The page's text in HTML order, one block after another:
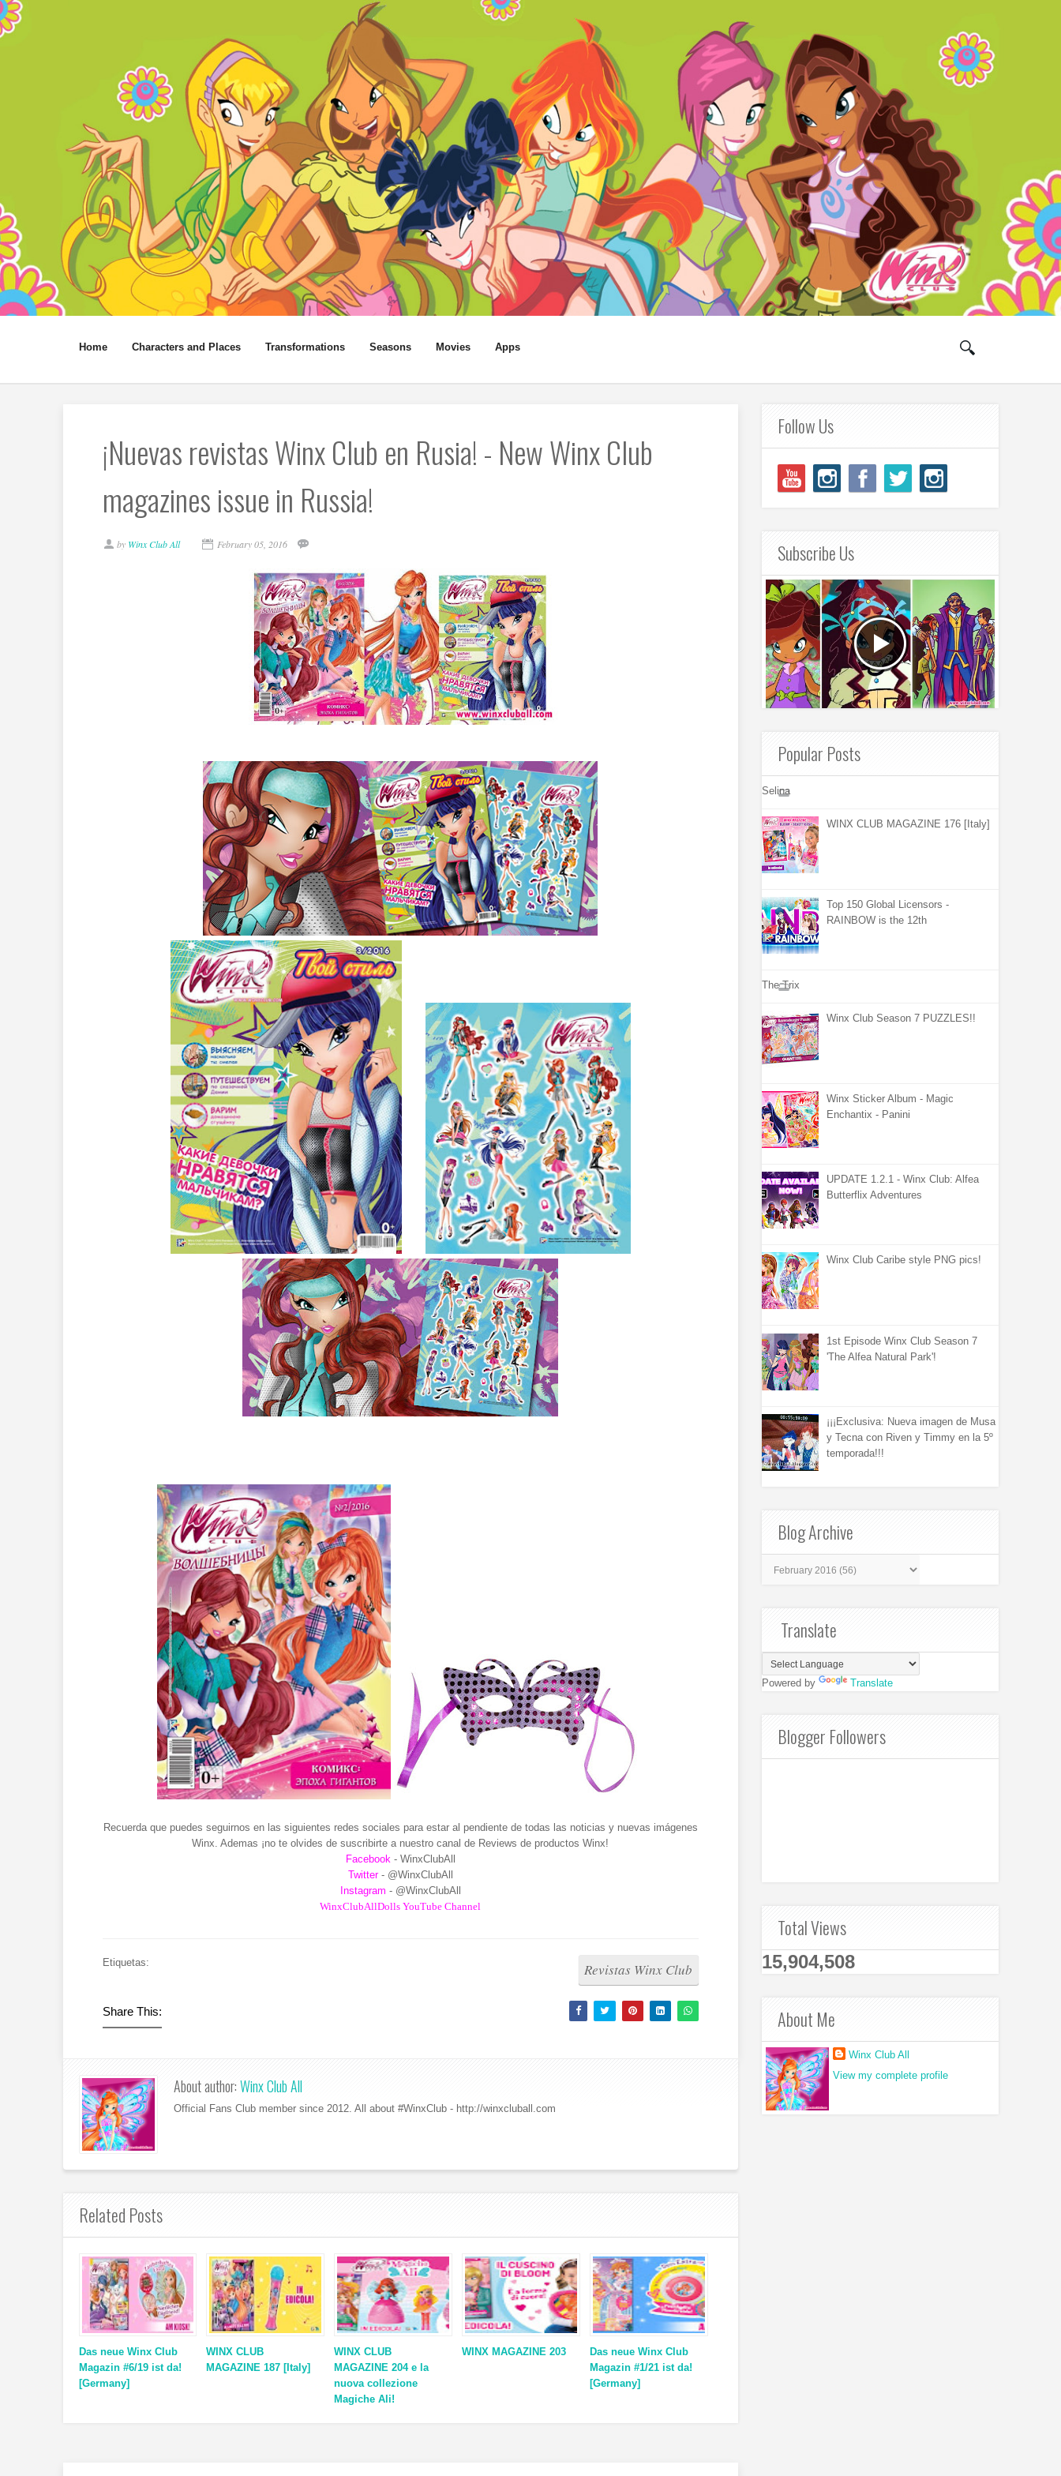
Home Characters and Places Transformations Seasons Movies Apps
¡Nuevas revistas Winx Club en Rusia! - New Winx Club
magazines issue in Russia!
by Winx Club All February 05, 2016
Recuerda que puedes seguirnos en las siguientes redes sociales para estar al pendiente de todas las noticias y nuevas imágenes
Winx. Ademas ¡no te olvides de suscribirte a nuestro canal de Reviews de productos Winx!
Facebook - WinxClubAll
Twitter- @WinxClubAll
Instagram - @WinxClubAll
WinxClubAllDolls YouTube Channel
Etiquetas: Revistas Winx Club
Share This:
About author:Winx Club All
Official Fans Club member since 2012. All about #WinxClub - http://winxcluball.com
Related Posts
Das neue Winx Club
Magazin #6/19 ist da!
[Germany]
WINX CLUB
MAGAZINE 187 [Italy]
WINX CLUB
MAGAZINE 204 e la
nuova collezione
Magiche Ali!
WINX MAGAZINE 203
Das neue Winx Club
Magazin #1/21 ist da!
[Germany]
Follow Us
Subscribe Us
Popular Posts
Selina
WINX CLUB MAGAZINE 176 [Italy]
Top 150 Global Licensors -
RAINBOW is the 12th
The Trix
Winx Club Season 7 PUZZLES!!
Winx Sticker Album - Magic
Enchantix - Panini
UPDATE 1.2.1 - Winx Club: Alfea
Butterflix Adventures
Winx Club Caribe style PNG pics!
1st Episode Winx Club Season 7
'The Alfea Natural Park'!
¡¡¡Exclusiva: Nueva imagen de Musa
y Tecna con Riven y Timmy en la 5º
temporada!!!
Blog Archive
Translate
Powered by Translate
Blogger Followers
Total Views
15,904,508
About Me
Winx Club All
View my complete profile